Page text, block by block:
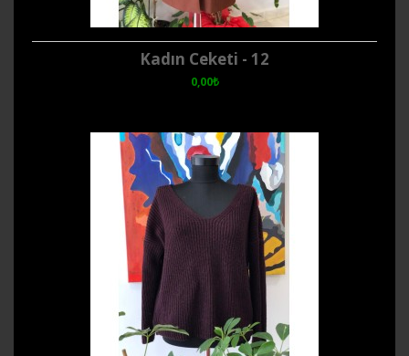
Kadın Ceketi - 12
0,00₺